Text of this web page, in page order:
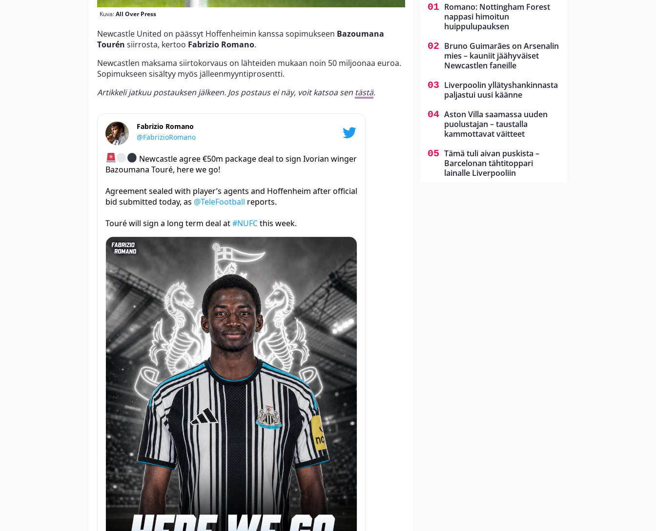
Kuva:All Over Press
Newcastle United on päässyt Hoffenheimin kanssa sopimukseen Bazoumana
Tourén siirrosta, kertoo Fabrizio Romano.
Newcastlen maksama siirtokorvaus on lähteiden mukaan noin 50 miljoonaa euroa.
Sopimukseen sisältyy myös jälleenmyyntiprosentti.
Artikkeli jatkuu postauksen jälkeen. Jos postaus ei näy, voit katsoa sen tästä.
Fabrizio Romano
@FabrizioRomano
Newcastle agree €50m package deal to sign Ivorian winger
Bazoumana Touré, here we go!
Agreement sealed with player’s agents and Hoffenheim after official
bid submitted today, as @TeleFootball reports.
Touré will sign a long term deal at#NUFCthis week.
Romano: Nottingham Forest
nappasi himoitun
huippulupauksen
Bruno Guimarães on Arsenalin
mies – kauniit jäähyväiset
Newcastlen faneille
Liverpoolin yllätyshankinnasta
paljastui uusi käänne
Aston Villa saamassa uuden
puolustajan – taustalla
kammottavat väitteet
Tämä tuli aivan puskista –
Barcelonan tähtitoppari
lainalle Liverpooliin